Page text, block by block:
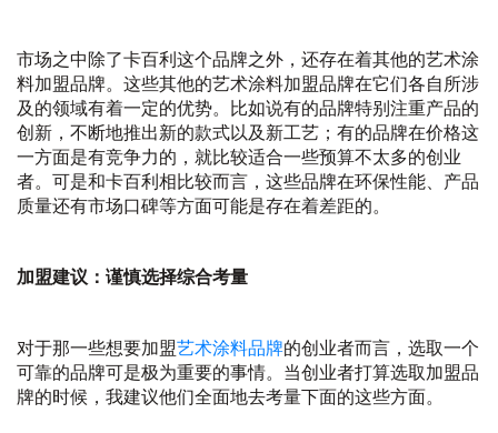
市场之中除了卡百利这个品牌之外，还存在着其他的艺术涂
料加盟品牌。这些其他的艺术涂料加盟品牌在它们各自所涉
及的领域有着一定的优势。比如说有的品牌特别注重产品的
创新，不断地推出新的款式以及新工艺；有的品牌在价格这
一方面是有竞争力的，就比较适合一些预算不太多的创业
者。可是和卡百利相比较而言，这些品牌在环保性能、产品
质量还有市场口碑等方面可能是存在着差距的。
加盟建议：谨慎选择综合考量
对于那一些想要加盟艺术涂料品牌的创业者而言，选取一个
可靠的品牌可是极为重要的事情。当创业者打算选取加盟品
牌的时候，我建议他们全面地去考量下面的这些方面。